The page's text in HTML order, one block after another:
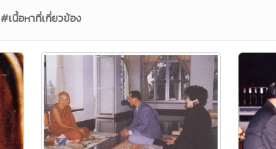
#เนื้อหาที่เกี่ยวข้อง